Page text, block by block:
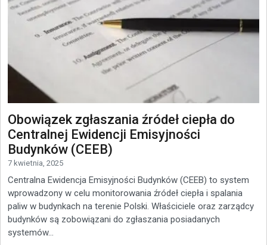
Obowiązek zgłaszania źródeł ciepła do
Centralnej Ewidencji Emisyjności
Budynków (CEEB)
7 kwietnia, 2025
Centralna Ewidencja Emisyjności Budynków (CEEB) to system
wprowadzony w celu monitorowania źródeł ciepła i spalania
paliw w budynkach na terenie Polski. Właściciele oraz zarządcy
budynków są zobowiązani do zgłaszania posiadanych
systemów...